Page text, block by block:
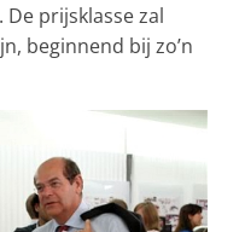
prijsklasse zal
beginnend bij zo’n